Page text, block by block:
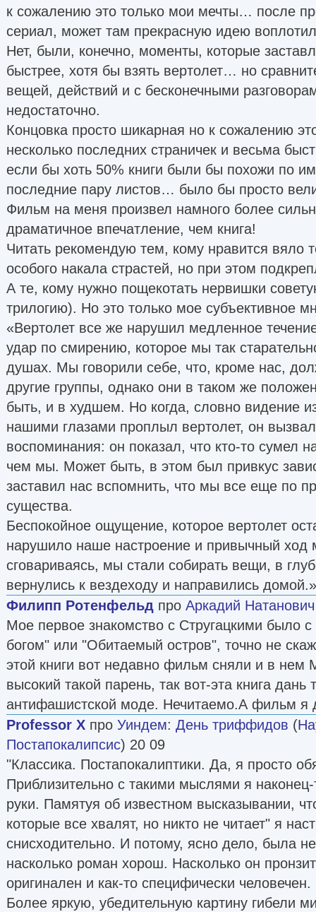
к сожалению это только мои мечты… после
сериал, может там прекрасную идею
Нет, были, конечно, моменты, которые
быстрее, хотя бы взять вертолет… но
вещей, действий и с бесконечными
недостаточно.
Концовка просто шикарная но к сожалению
несколько последних страничек и весьма
если бы хоть 50% книги были бы похожи по
последние пару листов… было бы просто
Фильм на меня произвел намного более
драматичное впечатление, чем книга!
Читать рекомендую тем, кому нравится вяло
особого накала страстей, но при этом
А те, кому нужно пощекотать нервишки
трилогию). Но это только мое субъективное
«Вертолет все же нарушил медленное
удар по смирению, которое мы так
душах. Мы говорили себе, что, кроме нас,
другие группы, однако они в таком же
быть, и в худшем. Но когда, словно видение
нашими глазами проплыл вертолет, он
воспоминания: он показал, что кто-то сумел
чем мы. Может быть, в этом был привкус
заставил нас вспомнить, что мы все еще по
существа.
Беспокойное ощущение, которое вертолет
нарушило наше настроение и привычный ход
сговариваясь, мы стали собирать вещи, в
вернулись к вездеходу и направились
Филипп Ротенфельд про Аркадий
Мое первое знакомство с Стругацкими было с
богом" или "Обитаемый остров", точно не
этой книги вот недавно фильм сняли и в нем
высокий такой парень, так вот-эта книга дань
антифашистской моде. Нечитаемо.А фильм я
Professor X про Уиндем: День триффидов (
Постапокалипсис) 20 09
"Классика. Постапокалиптики. Да, я просто
Приблизительно с такими мыслями я
руки. Памятуя об известном высказывании,
которые все хвалят, но никто не читает" я
снисходительно. И потому, ясно дело, была
насколько роман хорош. Насколько он
оригинален и как-то специфически человечен.
Более яркую, убедительную картину гибели